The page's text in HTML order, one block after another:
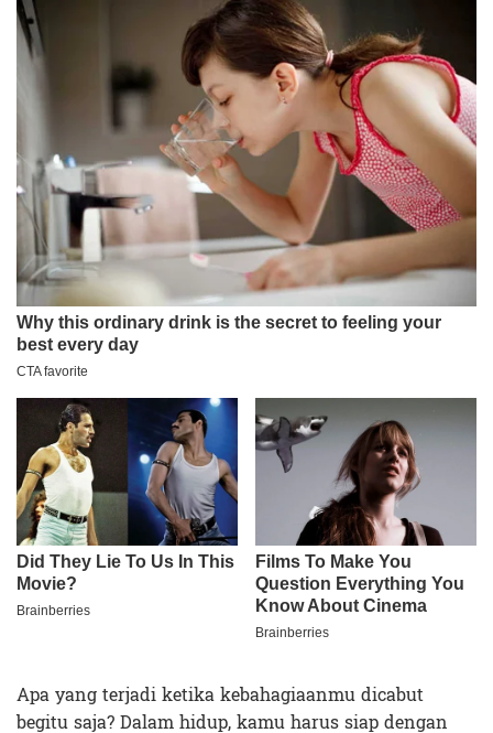
Apa yang terjadi ketika kebahagiaanmu dicabut
begitu saja? Dalam hidup, kamu harus siap dengan